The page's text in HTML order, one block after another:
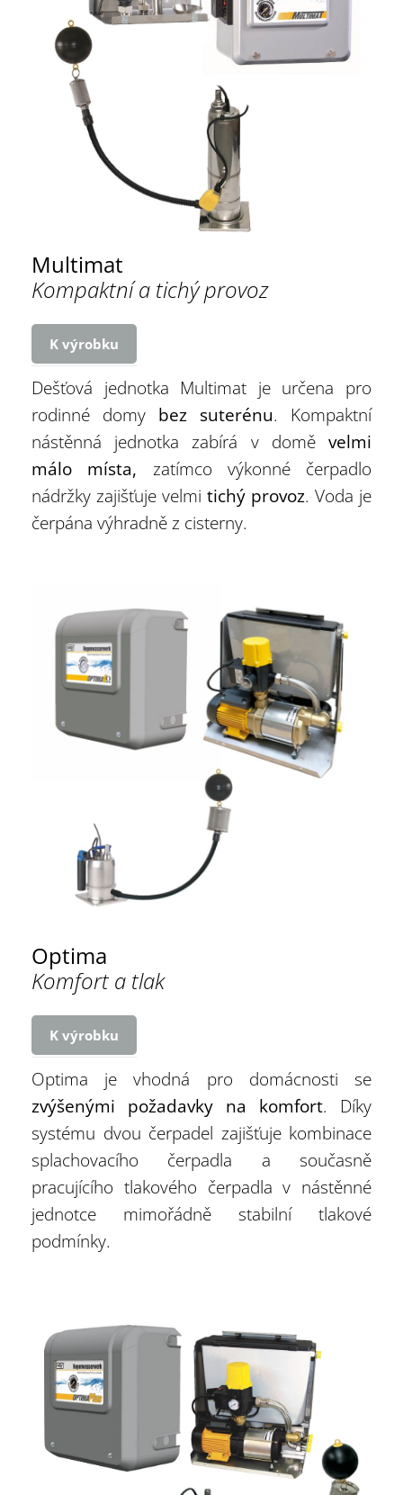
Multimat
Kompaktní a tichý provoz
K výrobku
Dešťová jednotka Multimat je určena pro
rodinné domy bez suterénu. Kompaktní
nástěnná jednotka zabírá v doměvelmi
málo místa, zatímco výkonné čerpadlo
nádržky zajišťuje velmi tichý provoz. Voda je
čerpána výhradně z cisterny.
Optima
Komfort a tlak
K výrobku
Optima je vhodná pro domácnosti se
zvýšenými požadavky na komfort. Díky
systému dvou čerpadel zajišťuje kombinace
splachovacího čerpadla a současně
pracujícího tlakového čerpadla v nástěnné
jednotce mimořádně stabilní tlakové
podmínky.